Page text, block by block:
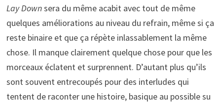
Lay Downsera du même acabit avec tout de même
quelques améliorations au niveau du refrain, même si ça
reste binaire et que ça répète inlassablement la même
chose. Il manque clairement quelque chose pour que les
morceaux éclatent et surprennent. D’autant plus qu’ils
sont souvent entrecoupés pour des interludes qui
tentent de raconter une histoire, basique au possible su